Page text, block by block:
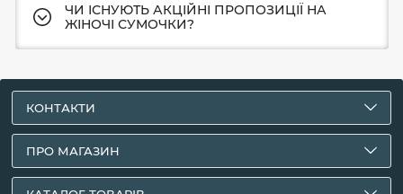
ЧИ ІСНУЮТЬ АКЦІЙНІ ПРОПОЗИЦІЇ НА
ЖІНОЧІ СУМОЧКИ?
КОНТАКТИ
ПРО МАГАЗИН